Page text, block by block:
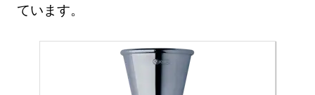
ています。